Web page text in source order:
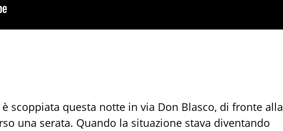
scoppiata questa notte in via Don Blasco, di fronte alla
una serata. Quando la situazione stava diventando